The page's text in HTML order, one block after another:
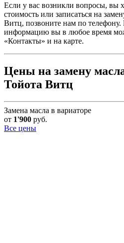
Если у вас возникли вопросы, вы
стоимость или записаться на
Витц, позвоните нам по
информацию вы в любое время
«Контакты» и на карте.
Цены на замену
Тойота Витц
Замена масла в вариаторе
от 1'900 руб.
Все цены